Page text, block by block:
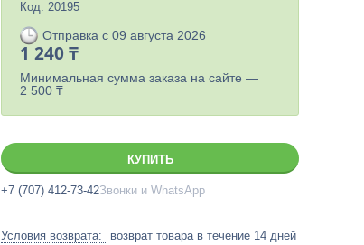
Код: 20195
Отправка с 09 августа 2026
1 240 ₸
Минимальная сумма заказа на сайте —
2 500 ₸
КУПИТЬ
+7 (707) 412-73-42Звонки и WhatsApp
возврат товара в течение 14 дней